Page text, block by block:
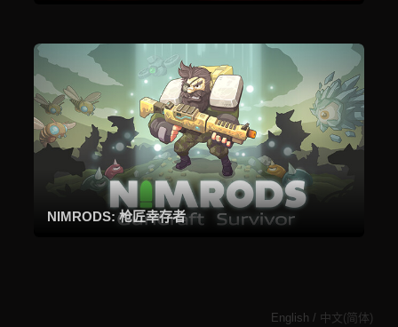
NIMRODS: 枪匠幸存者
English / 中文(简体)